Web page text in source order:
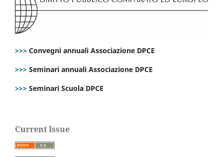
>>> Convegni annuali Associazione DPCE
>>> Seminari annuali Associazione DPCE
>>> Seminari Scuola DPCE
Current Issue